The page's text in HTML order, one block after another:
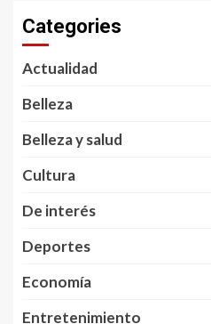
Categories
Actualidad
Belleza
Belleza y salud
Cultura
De interés
Deportes
Economía
Entretenimiento